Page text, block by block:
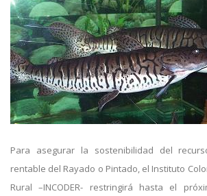
Para asegurar la sostenibilidad del
rentable del Rayado o Pintado, el Instituto
Rural –INCODER- restringirá hasta el